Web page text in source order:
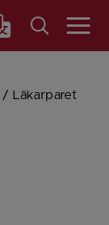
Meny
/
Läkarparet